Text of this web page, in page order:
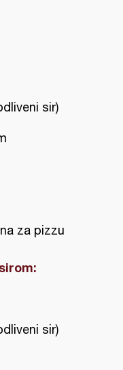
sir)
za pizzu
sir)